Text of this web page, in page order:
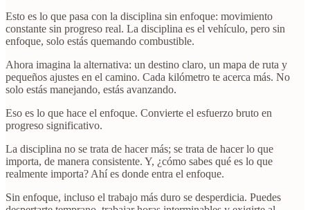
Esto es lo que pasa con la disciplina sin enfoque: movimiento
constante sin progreso real. La disciplina es el vehículo, pero sin
enfoque, solo estás quemando combustible.
Ahora imagina la alternativa: un destino claro, un mapa de ruta y
pequeños ajustes en el camino. Cada kilómetro te acerca más. No
solo estás manejando, estás avanzando.
Eso es lo que hace el enfoque. Convierte el esfuerzo bruto en
progreso significativo.
La disciplina no se trata de hacer más; se trata de hacer lo que
importa, de manera consistente. Y, ¿cómo sabes qué es lo que
realmente importa? Ahí es donde entra el enfoque.
Sin enfoque, incluso el trabajo más duro se desperdicia. Puedes